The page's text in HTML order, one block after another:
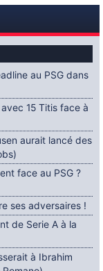
au PSG dans
15 Titis face à
aurait lancé des
face au PSG ?
ses adversaires !
de Serie A à la
à Ibrahim